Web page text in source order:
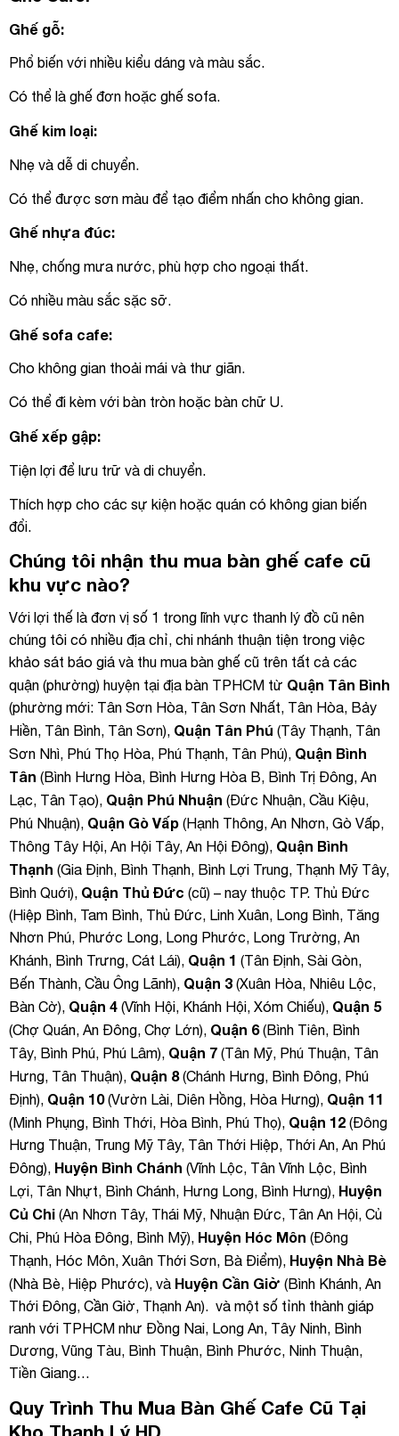
Ghế gỗ:
Phổ biến với nhiều kiểu dáng và màu sắc.
Có thể là ghế đơn hoặc ghế sofa.
Ghế kim loại:
Nhẹ và dễ di chuyển.
Có thể được sơn màu để tạo điểm nhấn cho không gian.
Ghế nhựa đúc:
Nhẹ, chống mưa nước, phù hợp cho ngoại thất.
Có nhiều màu sắc sặc sỡ.
Ghế sofa cafe:
Cho không gian thoải mái và thư giãn.
Có thể đi kèm với bàn tròn hoặc bàn chữ U.
Ghế xếp gập:
Tiện lợi để lưu trữ và di chuyển.
Thích hợp cho các sự kiện hoặc quán có không gian biến
đổi.
Chúng tôi nhận thu mua bàn ghế cafe cũ
khu vực nào?
Với lợi thế là đơn vị số 1 trong lĩnh vực thanh lý đồ cũ nên
chúng tôi có nhiều địa chỉ, chi nhánh thuận tiện trong việc
khảo sát báo giá và thu mua bàn ghế cũ trên tất cả các
quận (phường) huyện tại địa bàn TPHCM từ Quận Tân Bình
(phường mới: Tân Sơn Hòa, Tân Sơn Nhất, Tân Hòa, Bảy
Hiền, Tân Bình, Tân Sơn), Quận Tân Phú (Tây Thạnh, Tân
Sơn Nhì, Phú Thọ Hòa, Phú Thạnh, Tân Phú), Quận Bình
Tân (Bình Hưng Hòa, Bình Hưng Hòa B, Bình Trị Đông, An
Lạc, Tân Tạo), Quận Phú Nhuận (Đức Nhuận, Cầu Kiệu,
Phú Nhuận), Quận Gò Vấp (Hạnh Thông, An Nhơn, Gò Vấp,
Thông Tây Hội, An Hội Tây, An Hội Đông), Quận Bình
Thạnh (Gia Định, Bình Thạnh, Bình Lợi Trung, Thạnh Mỹ Tây,
Bình Quới), Quận Thủ Đức (cũ) – nay thuộc TP. Thủ Đức
(Hiệp Bình, Tam Bình, Thủ Đức, Linh Xuân, Long Bình, Tăng
Nhơn Phú, Phước Long, Long Phước, Long Trường, An
Khánh, Bình Trưng, Cát Lái), Quận 1 (Tân Định, Sài Gòn,
Bến Thành, Cầu Ông Lãnh), Quận 3 (Xuân Hòa, Nhiêu Lộc,
Bàn Cờ), Quận 4 (Vĩnh Hội, Khánh Hội, Xóm Chiếu), Quận 5
(Chợ Quán, An Đông, Chợ Lớn), Quận 6(Bình Tiên, Bình
Tây, Bình Phú, Phú Lâm), Quận 7 (Tân Mỹ, Phú Thuận, Tân
Hưng, Tân Thuận), Quận 8(Chánh Hưng, Bình Đông, Phú
Định), Quận 10(Vườn Lài, Diên Hồng, Hòa Hưng), Quận 11
(Minh Phụng, Bình Thới, Hòa Bình, Phú Thọ), Quận 12 (Đông
Hưng Thuận, Trung Mỹ Tây, Tân Thới Hiệp, Thới An, An Phú
Đông), Huyện Bình Chánh (Vĩnh Lộc, Tân Vĩnh Lộc, Bình
Lợi, Tân Nhựt, Bình Chánh, Hưng Long, Bình Hưng), Huyện
Củ Chi (An Nhơn Tây, Thái Mỹ, Nhuận Đức, Tân An Hội, Củ
Chi, Phú Hòa Đông, Bình Mỹ), Huyện Hóc Môn (Đông
Thạnh, Hóc Môn, Xuân Thới Sơn, Bà Điểm), Huyện Nhà Bè
(Nhà Bè, Hiệp Phước), và Huyện Cần Giờ (Bình Khánh, An
Thới Đông, Cần Giờ, Thạnh An). và một số tỉnh thành giáp
ranh với TPHCM như Đồng Nai, Long An, Tây Ninh, Bình
Dương, Vũng Tàu, Bình Thuận, Bình Phước, Ninh Thuận,
Tiền Giang…
Quy Trình Thu Mua Bàn Ghế Cafe Cũ Tại